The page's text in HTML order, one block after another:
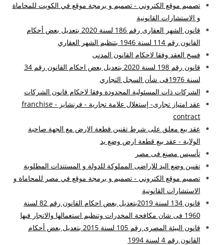
تصميم موقع الكتروني - تصميم و برمجة موقع في الكويت للمحاماة
و الاستشارات القانونية
قانون الشهر العقارى رقم 186 لسنة 2020 بتعديل بعض أحكام
القانون رقم 114 لسنة 1946 بتنظيم الشهر العقاري
فسخ العقد وفقا لاحكام القانون المدنى
قانون رقم 198 لسنة 2020 بتعديل بعض احكام القانون رقم 34
لسنة 1976فى شأن السجل التجاري
الشركات ذات المسئولية المحدودة وفقا لاحكام قانون الشركات
عقد امتياز تجارى- إستغلال علامة تجارية - فرنشايز - franchise
contract
عقد بيع معلق على شرط تقنين قطعة الارض مع الجهة صاحبة
الولاية - عقد بيع قطعة ارض وضع يد
تأسيس مصنع فى مصر
تقنين وضع اليد للاراضى المملوكة للدولة و المستندات المطلوبة
تصميم موقع الكتروني - تصميم و برمجة موقع في مصر للمحاماة و
الاستشارات القانونية
قانون 134 لسنة 2019بتعديل بعض احكام القانون رقم 82 لسنة
1960 فى شان مكافحة المخدرات وتنظيم استعمالها والاتجار فيها
قانون البيئة المصرى رقم 105 لسنة 2015 بتعديل بعض أحكام
القانون رقم 4 لسنة 1994